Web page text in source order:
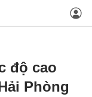
độ cao
Phòng